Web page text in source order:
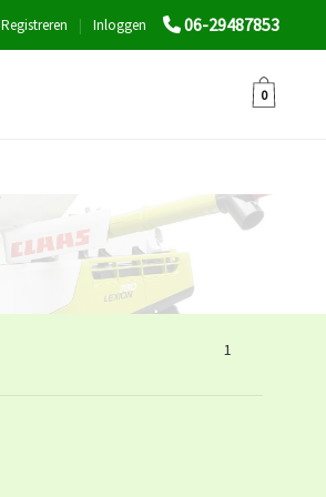
06-29487853
Inloggen
|
Registreren
0
1